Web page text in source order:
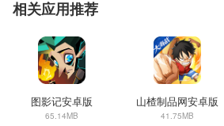
相关应用推荐
图影记安卓版
65.14MB
山楂制品网安卓版
41.75MB